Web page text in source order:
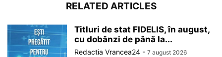
RELATED ARTICLES
Titluri de stat FIDELIS, în august,
cu dobânzi de până la...
Redactia Vrancea24 - 7 august 2026